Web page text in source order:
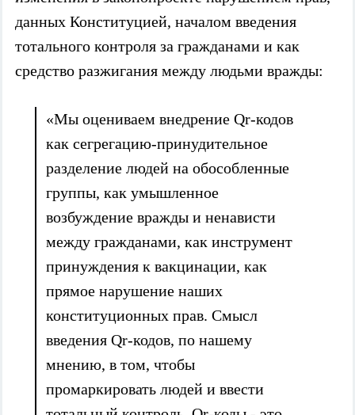
данных Конституцией, началом введения
тотального контроля за гражданами и как
средство разжигания между людьми вражды:
«Мы оцениваем внедрение Qr-кодов
как сегрегацию-принудительное
разделение людей на обособленные
группы, как умышленное
возбуждение вражды и ненависти
между гражданами, как инструмент
принуждения к вакцинации, как
прямое нарушение наших
конституционных прав. Смысл
введения Qr-кодов, по нашему
мнению, в том, чтобы
промаркировать людей и ввести